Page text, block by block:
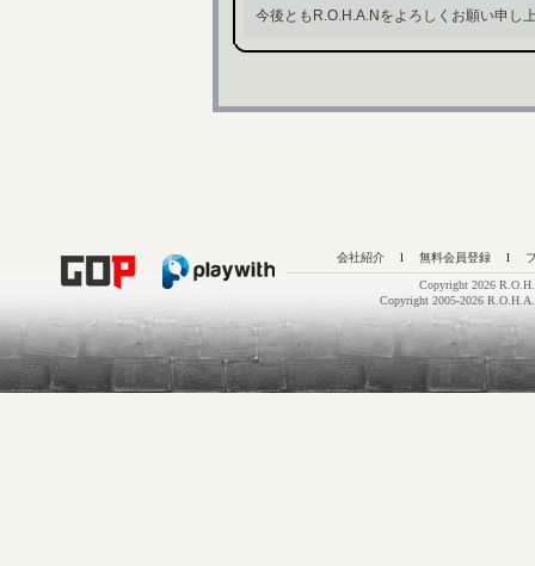
今後ともR.O.H.A.Nをよろしくお願い申し
会社紹介 l 無料会員登録 l
Copyright 2026
Copyright 2005-2026